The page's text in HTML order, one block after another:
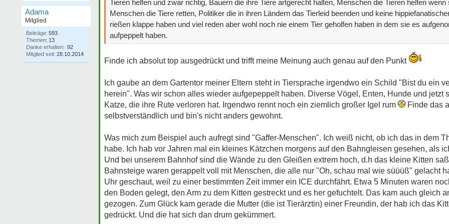
Adama
Mitglied
Beiträge: 593
Themen: 13
Danke erhalten: 92
Mitglied seit: 28.10.2014
Tieren helfen und zwar richtig, Bauern die ihre Tiere artgerecht halten, Menschen die Tieren helfen
Menschen die Tiere retten, Politiker die in ihren Ländern das Tierleid beenden und keine
rießen klappe haben und viel reden aber wohl noch nie einem Tier geholfen haben in dem sie es
aufpeppelt haben.
Finde ich absolut top ausgedrückt und trifft meine Meinung auch genau auf den Punkt
Ich gaube an dem Gartentor meiner Eltern steht in Tiersprache irgendwo ein Schild "Bist du ein
herein". Was wir schon alles wieder aufgepeppelt haben. Diverse Vögel, Enten, Hunde und jetzt
Katze, die ihre Rute verloren hat. Irgendwo rennt noch ein ziemlich großer Igel rum
Finde das
selbstverständlich und bin's nicht anders gewohnt.
Was mich zum Beispiel auch aufregt sind "Gaffer-Menschen". Ich weiß nicht, ob ich das in dem
habe. Ich hab vor Jahren mal ein kleines Kätzchen morgens auf den Bahngleisen gesehen, als
Und bei unserem Bahnhof sind die Wände zu den Gleißen extrem hoch, d.h das kleine Kitten
Bahnsteige waren gerappelt voll mit Menschen, die alle nur "Oh, schau mal wie süüüß" gelacht
Uhr geschaut, weil zu einer bestimmten Zeit immer ein ICE durchfährt. Etwa 5 Minuten waren
den Boden gelegt, den Arm zu dem Kitten gestreckt und es her gefuchtelt. Das kam auch gleich
gezogen. Zum Glück kam gerade die Mutter (die ist Tierärztin) einer Freundin, der hab ich das
gedrückt. Und die hat sich dan drum gekümmert.